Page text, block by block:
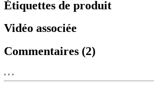
Étiquettes de produit
Vidéo associée
Commentaires (2)
, , ,